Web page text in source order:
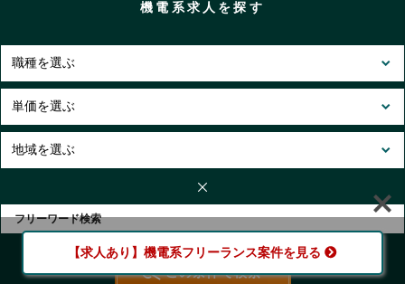
機電系求人を探す
【求人あり】機電系フリーランス案件を見る